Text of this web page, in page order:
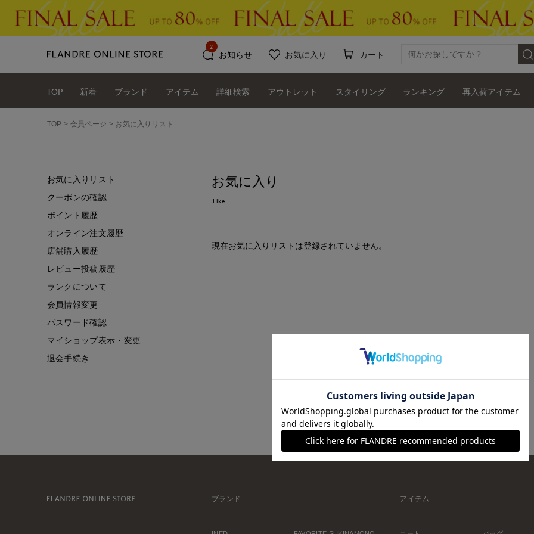
お知らせ
2
お気に入り カート
TOP 新着 ブランド アイテム 詳細検索 アウトレット スタイリング ランキング 再入荷アイテム
TOP 会員ページ お気に入りリスト
お気に入り
Like
現在お気に入りリストは登録されていません。
お気に入りリスト
クーポンの確認
ポイント履歴
オンライン注文履歴
店舗購入履歴
レビュー投稿履歴
ランクについて
会員情報変更
パスワード確認
マイショップ表示・変更
退会手続き
ブランド アイテム